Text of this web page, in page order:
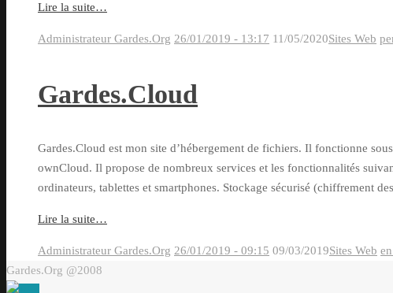
Lire la suite…
Administrateur Gardes.Org 26/01/2019 - 13:17 11/05/2020Sites Web
Gardes.Cloud
Gardes.Cloud est mon site d’hébergement de fichiers. Il fonctionne
ownCloud. Il propose de nombreux services et les fonctionnalités
ordinateurs, tablettes et smartphones. Stockage sécurisé (chiffrement
Lire la suite…
Administrateur Gardes.Org 26/01/2019 - 09:15 09/03/2019Sites Web
Gardes.Org @2008